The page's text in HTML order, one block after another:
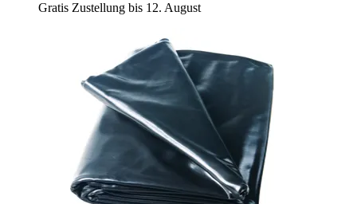
Gratis Zustellung bis 12. August